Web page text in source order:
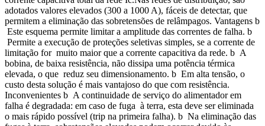
adotados valores elevados (300 a 1000 A), fáceis de detectar, que
permitem a eliminação das sobretensões de relâmpagos. Vantagens b
Este esquema permite limitar a amplitude das correntes de falha. b
Permite a execução de proteções seletivas simples, se a corrente de
limitação for muito maior que a corrente capacitiva da rede. b A
bobina, de baixa resistência, não dissipa uma potência térmica
elevada, o que reduz seu dimensionamento. b Em alta tensão, o
custo desta solução é mais vantajoso do que com resistência.
Inconvenientes b A continuidade de serviço do alimentador em
falha é degradada: em caso de fuga à terra, esta deve ser eliminada
o mais rápido possível (trip na primeira falha). b Na eliminação das